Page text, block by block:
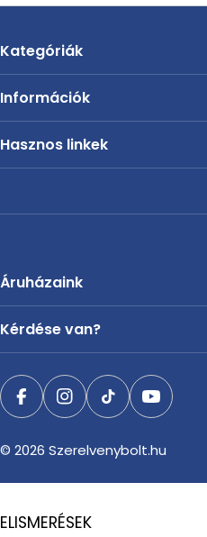
Kategóriák
Információk
Hasznos linkek
Áruházaink
Kérdése van?
FacebookInstagram
TikTokYouTube
© 2026 Szerelvenybolt.hu
ELISMERÉSEK